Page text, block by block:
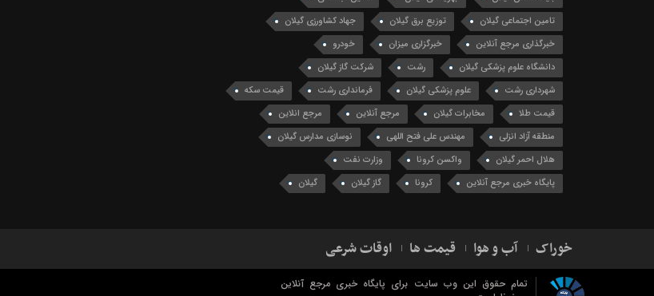
تامین اجتماعی گیلان
توزیع برق گیلان
جهاد کشاورزی گیلان
خبرگذاری مرجع آنلاین
خبرگزاری میزان
خودرو
دانشگاه علوم پزشکی گیلان
رشت
شرکت گاز گیلان
شهرداری رشت
علوم پزشکی گیلان فرمانداری رشت
قیمت سکه
قیمت طلا
مخابرات گیلان مرجع آنلاین
مرجع انلاین
منطقه آزاد انزلی
مهندس علی فتح اللهی
نوسازی مدارس گیلان
هلال احمر گیلان
واکسن کرونا
وزارت نفت
پایگاه خبری مرجع آنلاین
کرونا گاز گیلان گیلان
خوراک آب و هوا قیمت ها اوقات شرعی
تمام حقوق این وب سایت برای پایگاه خبری مرجع آنلاین